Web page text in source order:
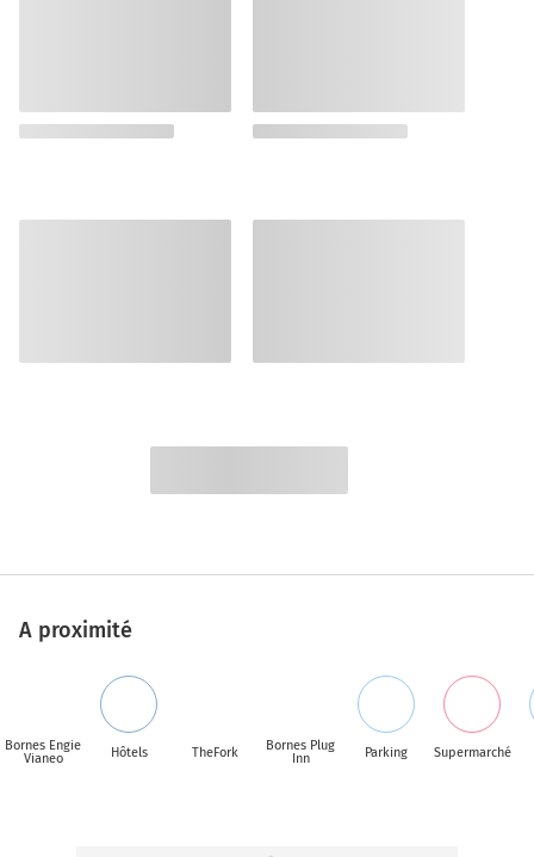
A proximité
Bornes Engie
Vianeo
Hôtels TheFork
Bornes Plug
Inn
Parking Supermarché